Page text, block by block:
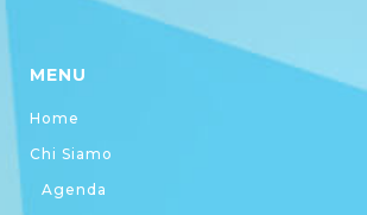
MENU
Home
Chi Siamo
Agenda